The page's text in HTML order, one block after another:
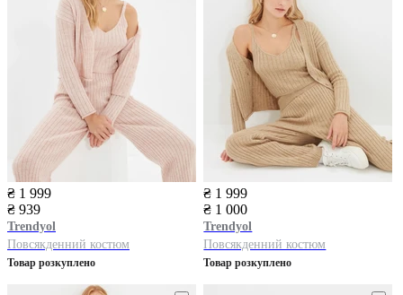
₴ 1 999
₴ 939
Trendyol
Повсякденний костюм
Товар розкуплено
₴ 1 999
₴ 1 000
Trendyol
Повсякденний костюм
Товар розкуплено